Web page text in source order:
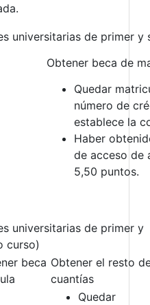
universitarias de primer
Obtener beca de
Quedar
número de
establece la
Haber
de acceso de
5,50 puntos.
universitarias de primer y
curso)
beca Obtener el resto
cuantías
Quedar